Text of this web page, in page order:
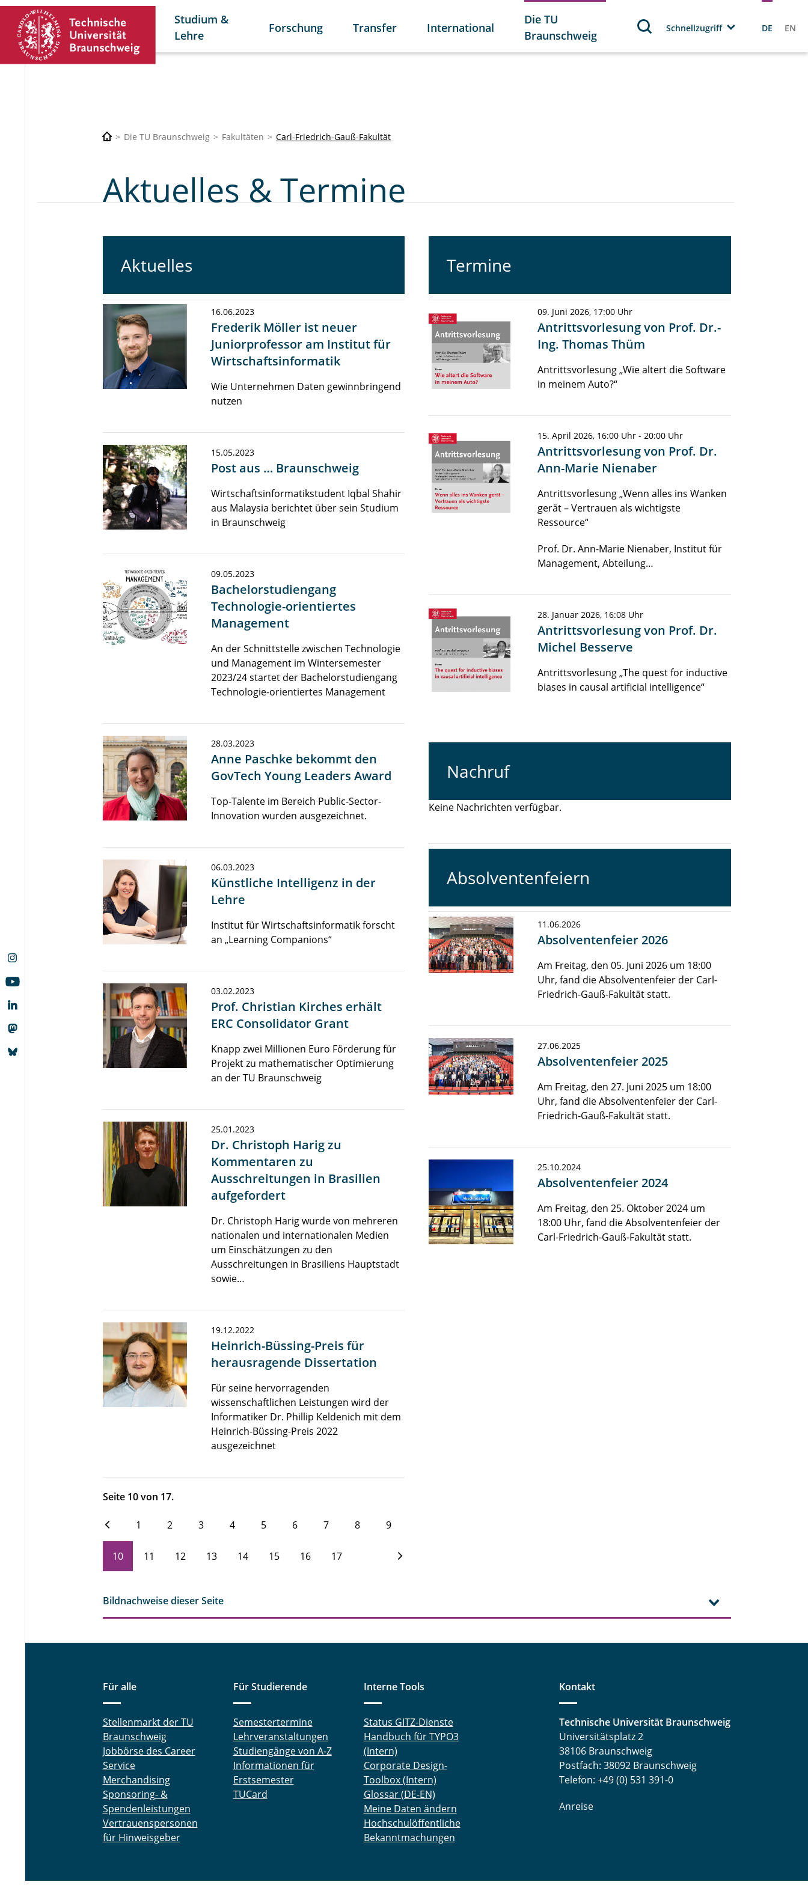
Studium &
Lehre
Forschung Transfer International
Die TU
Braunschweig
Schnellzugriff DE EN
Die TU Braunschweig Fakultäten Carl-Friedrich-Gauß-Fakultät
Aktuelles & Termine
Aktuelles
16.06.2023
Frederik Möller ist neuer
Juniorprofessor am Institut für
Wirtschaftsinformatik
Wie Unternehmen Daten gewinnbringend
nutzen
15.05.2023
Post aus … Braunschweig
Wirtschaftsinformatikstudent Iqbal Shahir
aus Malaysia berichtet über sein Studium
in Braunschweig
09.05.2023
Bachelorstudiengang
Technologie-orientiertes
Management
An der Schnittstelle zwischen Technologie
und Management im Wintersemester
2023/24 startet der Bachelorstudiengang
Technologie-orientiertes Management
28.03.2023
Anne Paschke bekommt den
GovTech Young Leaders Award
Top-Talente im Bereich Public-Sector-
Innovation wurden ausgezeichnet.
06.03.2023
Künstliche Intelligenz in der
Lehre
Institut für Wirtschaftsinformatik forscht
an „Learning Companions“
03.02.2023
Prof. Christian Kirches erhält
ERC Consolidator Grant
Knapp zwei Millionen Euro Förderung für
Projekt zu mathematischer Optimierung
an der TU Braunschweig
25.01.2023
Dr. Christoph Harig zu
Kommentaren zu
Ausschreitungen in Brasilien
aufgefordert
Dr. Christoph Harig wurde von mehreren
nationalen und internationalen Medien
um Einschätzungen zu den
Ausschreitungen in Brasiliens Hauptstadt
sowie…
19.12.2022
Heinrich-Büssing-Preis für
herausragende Dissertation
Für seine hervorragenden
wissenschaftlichen Leistungen wird der
Informatiker Dr. Phillip Keldenich mit dem
Heinrich-Büssing-Preis 2022
ausgezeichnet
Seite 10 von 17.
1 2 3 4 5 6 7 8 9
10 11 12 13 14 15 16 17
Termine
09. Juni 2026, 17:00 Uhr
Antrittsvorlesung von Prof. Dr.-
Ing. Thomas Thüm
Antrittsvorlesung „Wie altert die Software
in meinem Auto?“
15. April 2026, 16:00 Uhr - 20:00 Uhr
Antrittsvorlesung von Prof. Dr.
Ann-Marie Nienaber
Antrittsvorlesung „Wenn alles ins Wanken
gerät – Vertrauen als wichtigste
Ressource“
Prof. Dr. Ann-Marie Nienaber, Institut für
Management, Abteilung…
28. Januar 2026, 16:08 Uhr
Antrittsvorlesung von Prof. Dr.
Michel Besserve
Antrittsvorlesung „The quest for inductive
biases in causal artificial intelligence“
Nachruf
Keine Nachrichten verfügbar.
Absolventenfeiern
11.06.2026
Absolventenfeier 2026
Am Freitag, den 05. Juni 2026 um 18:00
Uhr, fand die Absolventenfeier der Carl-
Friedrich-Gauß-Fakultät statt.
27.06.2025
Absolventenfeier 2025
Am Freitag, den 27. Juni 2025 um 18:00
Uhr, fand die Absolventenfeier der Carl-
Friedrich-Gauß-Fakultät statt.
25.10.2024
Absolventenfeier 2024
Am Freitag, den 25. Oktober 2024 um
18:00 Uhr, fand die Absolventenfeier der
Carl-Friedrich-Gauß-Fakultät statt.
Bildnachweise dieser Seite
Für alle
Stellenmarkt der TU
Braunschweig
Jobbörse des Career
Service
Merchandising
Sponsoring- &
Spendenleistungen
Vertrauenspersonen
für Hinweisgeber
Für Studierende
Semestertermine
Lehrveranstaltungen
Studiengänge von A-Z
Informationen für
Erstsemester
TUCard
Interne Tools
Status GITZ-Dienste
Handbuch für TYPO3
(Intern)
Corporate Design-
Toolbox (Intern)
Glossar (DE-EN)
Meine Daten ändern
Hochschulöffentliche
Bekanntmachungen
Kontakt
Technische Universität Braunschweig
Universitätsplatz 2
38106 Braunschweig
Postfach: 38092 Braunschweig
Telefon: +49 (0) 531 391-0
Anreise